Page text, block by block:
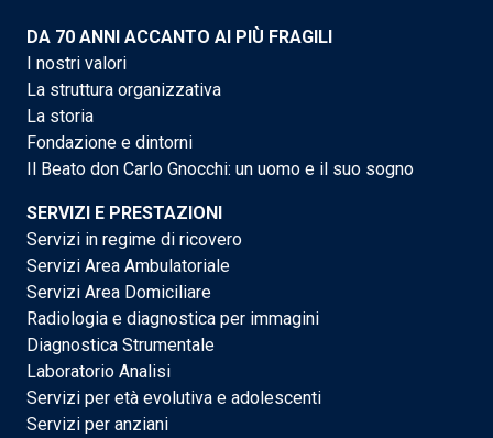
DA 70 ANNI ACCANTO AI PIÙ FRAGILI
I nostri valori
La struttura organizzativa
La storia
Fondazione e dintorni
Il Beato don Carlo Gnocchi: un uomo e il suo sogno
SERVIZI E PRESTAZIONI
Servizi in regime di ricovero
Servizi Area Ambulatoriale
Servizi Area Domiciliare
Radiologia e diagnostica per immagini
Diagnostica Strumentale
Laboratorio Analisi
Servizi per età evolutiva e adolescenti
Servizi per anziani